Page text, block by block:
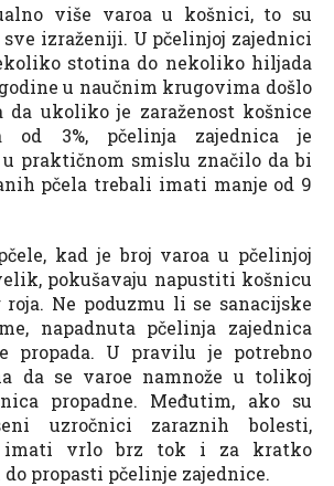
više varoa u košnici, to su
izraženiji. U pčelinjoj zajednici
stotina do nekoliko hiljada
godine u naučnim krugovima došlo
da ukoliko je zaraženost košnice
od 3%, pčelinja zajednica je
u praktičnom smislu značilo da bi
pčela trebali imati manje od 9
kad je broj varoa u pčelinjoj
pokušavaju napustiti košnicu
Ne poduzmu li se sanacijske
napadnuta pčelinja zajednica
propada. U pravilu je potrebno
da se varoe namnože u tolikoj
propadne. Međutim, ako su
uzročnici zaraznih bolesti,
imati vrlo brz tok i za kratko
propasti pčelinje zajednice.